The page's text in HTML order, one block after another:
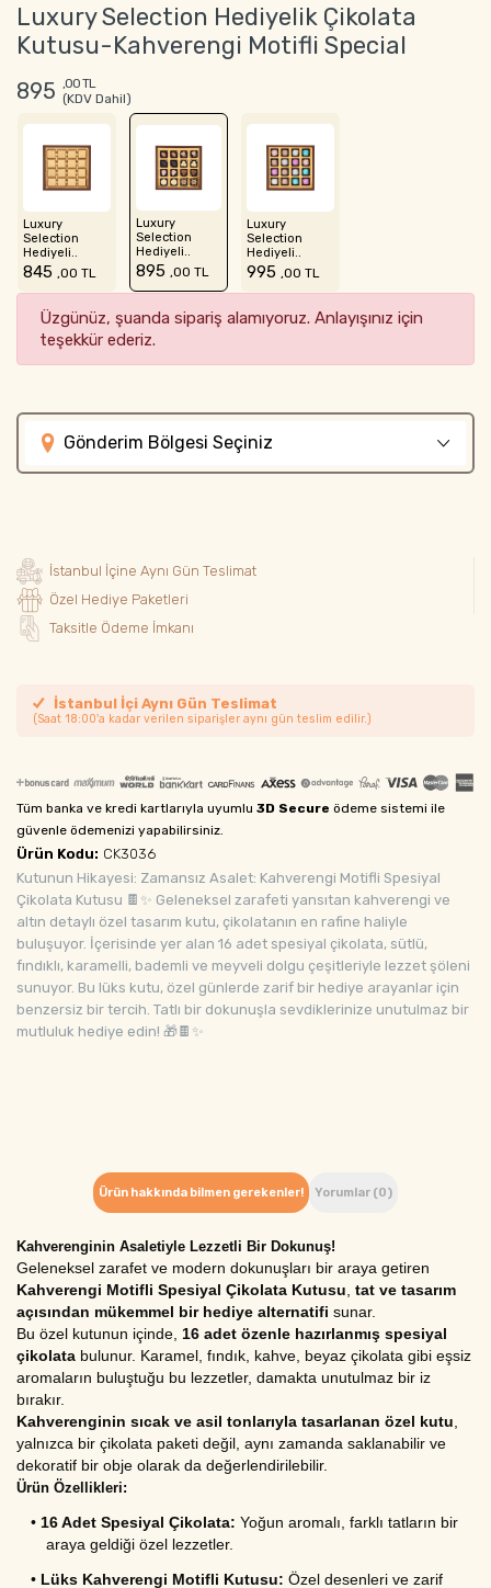
Luxury Selection Hediyelik Çikolata
Kutusu-Kahverengi Motifli Special
895 ,00 TL
(KDV Dahil)
Luxury
Selection
Hediyeli..
845 ,00 TL
Luxury
Selection
Hediyeli..
895 ,00 TL
Luxury
Selection
Hediyeli..
995 ,00 TL
Üzgünüz, şuanda sipariş alamıyoruz. Anlayışınız için
teşekkür ederiz.
Gönderim Bölgesi Seçiniz
İstanbul İçine Aynı Gün Teslimat
Özel Hediye Paketleri
Taksitle Ödeme İmkanı
İstanbul İçi Aynı Gün Teslimat
(Saat 18:00'a kadar verilen siparişler aynı gün teslim edilir.)
Tüm banka ve kredi kartlarıyla uyumlu 3D Secure ödeme sistemi ile
güvenle ödemenizi yapabilirsiniz.
Ürün Kodu: CK3036
Kutunun Hikayesi: Zamansız Asalet: Kahverengi Motifli Spesiyal
Çikolata Kutusu 🍫✨ Geleneksel zarafeti yansıtan kahverengi ve
altın detaylı özel tasarım kutu, çikolatanın en rafine haliyle
buluşuyor. İçerisinde yer alan 16 adet spesiyal çikolata, sütlü,
fındıklı, karamelli, bademli ve meyveli dolgu çeşitleriyle lezzet şöleni
sunuyor. Bu lüks kutu, özel günlerde zarif bir hediye arayanlar için
benzersiz bir tercih. Tatlı bir dokunuşla sevdiklerinize unutulmaz bir
mutluluk hediye edin! 🎁🍫✨
Ürün hakkında bilmen gerekenler! Yorumlar (0)
Kahverenginin Asaletiyle Lezzetli Bir Dokunuş!
Kahverengi Motifli Spesiyal Çikolata Kutusu, tat ve tasarım
açısından mükemmel bir hediye alternatifi sunar.
Bu özel kutunun içinde, 16 adet özenle hazırlanmış spesiyal
çikolata bulunur. Karamel, fındık, kahve, beyaz çikolata gibi eşsiz
aromaların buluştuğu bu lezzetler, damakta unutulmaz bir iz
bırakır.
Kahverenginin sıcak ve asil tonlarıyla tasarlanan özel kutu,
yalnızca bir çikolata paketi değil, aynı zamanda saklanabilir ve
dekoratif bir obje olarak da değerlendirilebilir.
Ürün Özellikleri:
• 16 Adet Spesiyal Çikolata: Yoğun aromalı, farklı tatların bir
araya geldiği özel lezzetler.
• Lüks Kahverengi Motifli Kutusu: Özel desenleri ve zarif